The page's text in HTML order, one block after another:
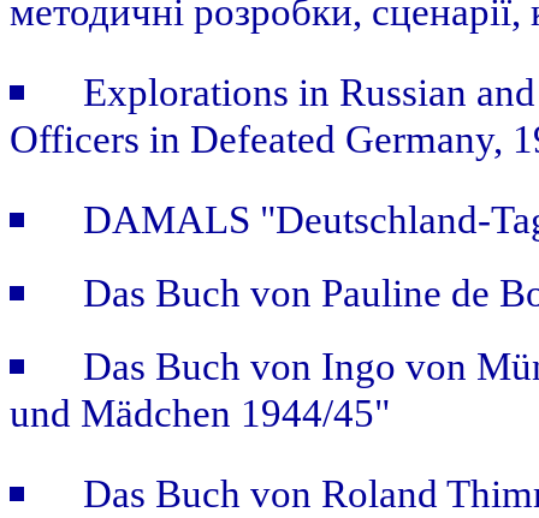
методичні розробки,
Explorations in Russian
Officers in Defeated Germany,
DAMALS "Deutschland-
Das Buch von Pauline de
Das Buch von Ingo von
und Mädchen 1944/45"
Das Buch von Roland